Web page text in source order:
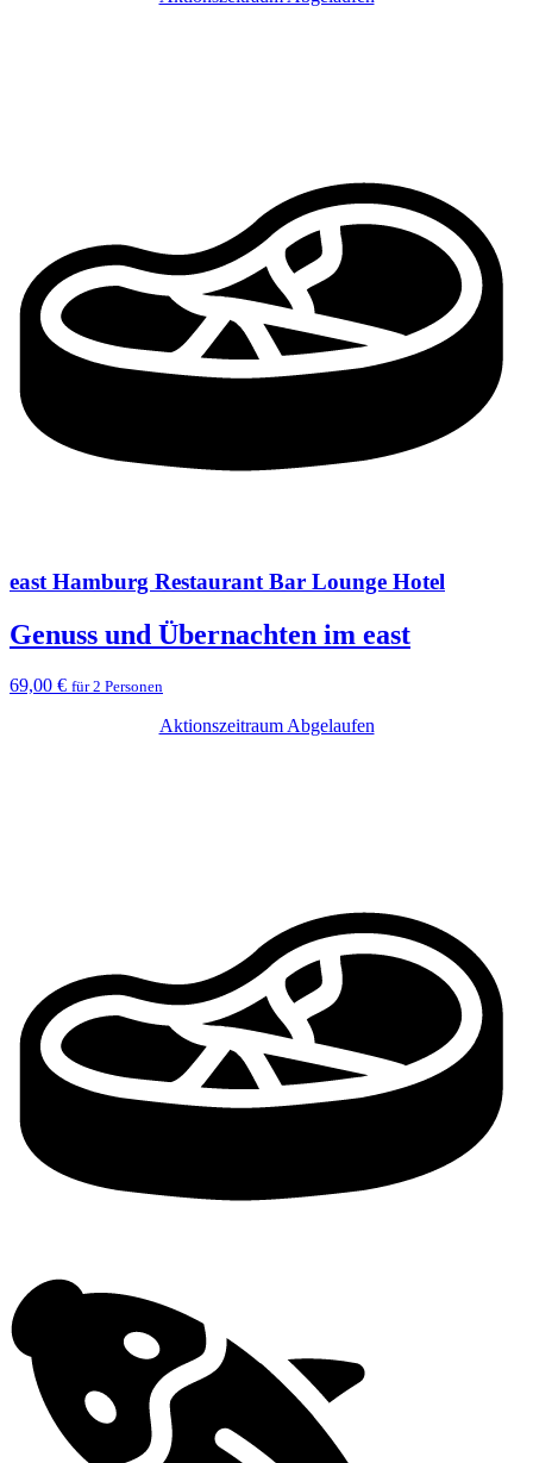
east Hamburg Restaurant Bar Lounge Hotel
Genuss und Übernachten im east
69,00 € für 2 Personen
Aktionszeitraum Abgelaufen